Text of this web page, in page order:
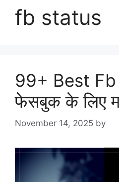
fb status
99+ Best Fb
फेसबुक के लिए
November 14, 2025 by